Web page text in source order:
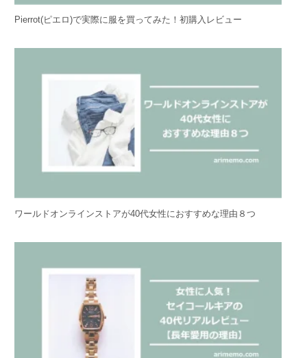
Pierrot(ピエロ)で実際に服を買ってみた！初購入レビュー
ワールドオンラインストアが40代女性におすすめな理由８つ